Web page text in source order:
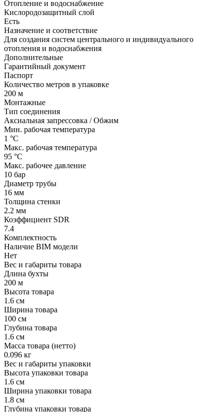
Отопление и водоснабжение
Кислородозащитный слой
Есть
Назначение и соответствие
Для создания систем центрального и индивидуального
отопления и водоснабжения
Дополнительные
Гарантийный документ
Паспорт
Количество метров в упаковке
200 м
Монтажные
Тип соединения
Аксиальная запрессовка / Обжим
Мин. рабочая температура
1 °С
Макс. рабочая температура
95 °С
Макс. рабочее давление
10 бар
Диаметр трубы
16 мм
Толщина стенки
2.2 мм
Коэффициент SDR
7.4
Комплектность
Наличие BIM модели
Нет
Вес и габариты товара
Длина бухты
200 м
Высота товара
1.6 см
Ширина товара
100 см
Глубина товара
1.6 см
Масса товара (нетто)
0.096 кг
Вес и габариты упаковки
Высота упаковки товара
1.6 см
Ширина упаковки товара
1.8 см
Глубина упаковки товара